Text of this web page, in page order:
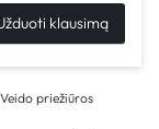
klausimą
Veido priežiūros